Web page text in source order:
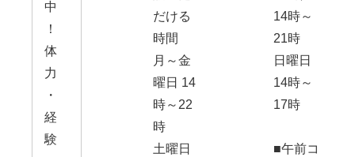
中
！
体
力
・
経
験
だける
時間
月～金
曜日 14
時～22
時
土曜日
14時～
21時
日曜日
14時～
17時
■午前コ